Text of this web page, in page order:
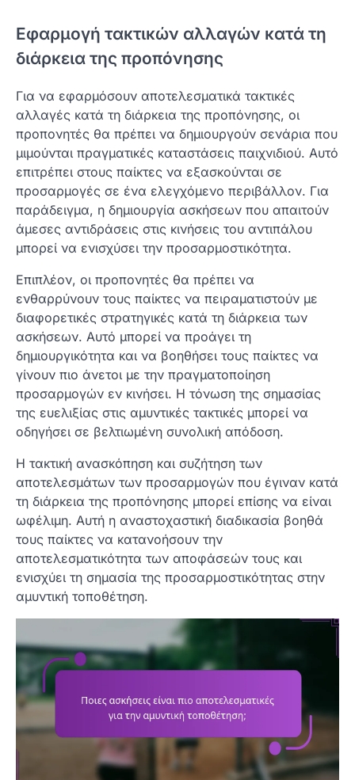
Εφαρμογή τακτικών αλλαγών κατά τη
διάρκεια της προπόνησης
Για να εφαρμόσουν αποτελεσματικά τακτικές
αλλαγές κατά τη διάρκεια της προπόνησης, οι
προπονητές θα πρέπει να δημιουργούν σενάρια που
μιμούνται πραγματικές καταστάσεις παιχνιδιού. Αυτό
επιτρέπει στους παίκτες να εξασκούνται σε
προσαρμογές σε ένα ελεγχόμενο περιβάλλον. Για
παράδειγμα, η δημιουργία ασκήσεων που απαιτούν
άμεσες αντιδράσεις στις κινήσεις του αντιπάλου
μπορεί να ενισχύσει την προσαρμοστικότητα.
Επιπλέον, οι προπονητές θα πρέπει να
ενθαρρύνουν τους παίκτες να πειραματιστούν με
διαφορετικές στρατηγικές κατά τη διάρκεια των
ασκήσεων. Αυτό μπορεί να προάγει τη
δημιουργικότητα και να βοηθήσει τους παίκτες να
γίνουν πιο άνετοι με την πραγματοποίηση
προσαρμογών εν κινήσει. Η τόνωση της σημασίας
της ευελιξίας στις αμυντικές τακτικές μπορεί να
οδηγήσει σε βελτιωμένη συνολική απόδοση.
Η τακτική ανασκόπηση και συζήτηση των
αποτελεσμάτων των προσαρμογών που έγιναν κατά
τη διάρκεια της προπόνησης μπορεί επίσης να είναι
ωφέλιμη. Αυτή η αναστοχαστική διαδικασία βοηθά
τους παίκτες να κατανοήσουν την
αποτελεσματικότητα των αποφάσεών τους και
ενισχύει τη σημασία της προσαρμοστικότητας στην
αμυντική τοποθέτηση.